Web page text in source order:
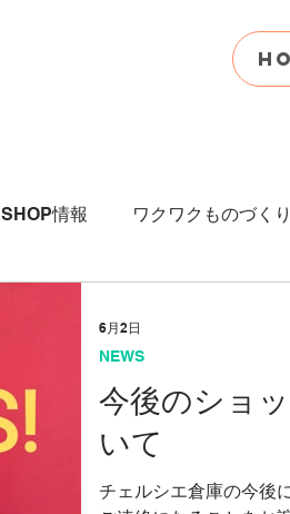
SHOP情報 ワクワクものづくり
今後のショ
いて
チェルシエ倉庫の今後
NEWS
6月2日